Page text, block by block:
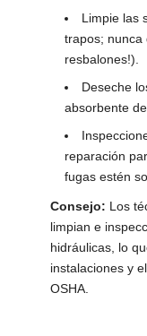
Limpie las
trapos; nunca
resbalones!).
Deseche
absorbente
reparación
fugas estén
Consejo: Los
limpian e
hidráulicas, lo
instalaciones y
OSHA.